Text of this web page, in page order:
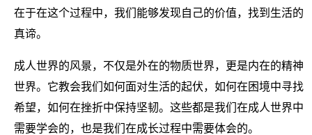
在于在这个过程中，我们能够发现自己的价值，找到生活的
真谛。
成人世界的风景，不仅是外在的物质世界，更是内在的精神
世界。它教会我们如何面对生活的起伏，如何在困境中寻找
希望，如何在挫折中保持坚韧。这些都是我们在成人世界中
需要学会的，也是我们在成长过程中需要体会的。